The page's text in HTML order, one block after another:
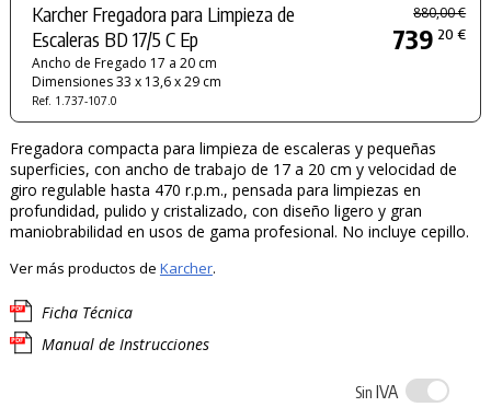
Karcher Fregadora para Limpieza de
Escaleras BD 17/5 C Ep
Ancho de Fregado 17 a 20 cm
Dimensiones 33 x 13,6 x 29 cm
Ref. 1.737-107.0
880,00 €
739 20 €
Fregadora compacta para limpieza de escaleras y pequeñas
superficies, con ancho de trabajo de 17 a 20 cm y velocidad de
giro regulable hasta 470 r.p.m., pensada para limpiezas en
profundidad, pulido y cristalizado, con diseño ligero y gran
maniobrabilidad en usos de gama profesional. No incluye cepillo.
Ver más productos de Karcher.
Ficha Técnica
Manual de Instrucciones
Sin IVA